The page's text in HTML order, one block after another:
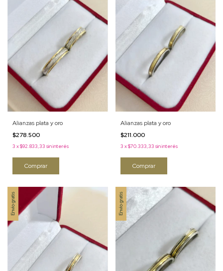
Alianzas plata y oro
$278.500
3 x$92.833,33 sin interés
Comprar
Alianzas plata y oro
$211.000
3 x$70.333,33 sin interés
Comprar
Envío gratis Envío gratis